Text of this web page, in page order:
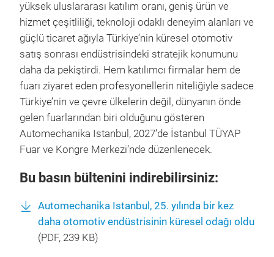
yüksek uluslararası katılım oranı, geniş ürün ve
hizmet çeşitliliği, teknoloji odaklı deneyim alanları ve
güçlü ticaret ağıyla Türkiye’nin küresel otomotiv
satış sonrası endüstrisindeki stratejik konumunu
daha da pekiştirdi. Hem katılımcı firmalar hem de
fuarı ziyaret eden profesyonellerin niteliğiyle sadece
Türkiye’nin ve çevre ülkelerin değil, dünyanın önde
gelen fuarlarından biri olduğunu gösteren
Automechanika Istanbul, 2027’de İstanbul TÜYAP
Fuar ve Kongre Merkezi’nde düzenlenecek.
Bu basın bültenini indirebilirsiniz:
Automechanika Istanbul, 25. yılında bir kez
daha otomotiv endüstrisinin küresel odağı oldu
(PDF, 239 KB)